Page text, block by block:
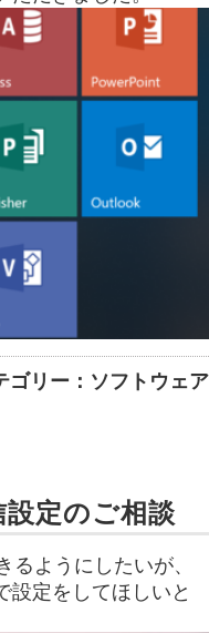
ゴリー：ソフトウェア
定のご相談
るようにしたいが、
設定をしてほしいと